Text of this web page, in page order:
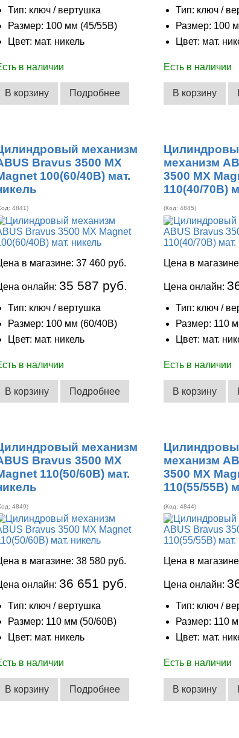
Тип: ключ / вертушка
Размер: 100 мм (45/55В)
Цвет: мат. никель
в наличии
В корзину Подробнее
Тип: ключ /
Размер: 100
Цвет: мат.
Есть в наличии
В корзину
механизм
Bravus 3500 MX
100(60/40В) мат.
4841)
в магазине: 37 460 руб.
онлайн: 35 587 руб.
Тип: ключ / вертушка
Размер: 100 мм (60/40В)
Цвет: мат. никель
в наличии
В корзину Подробнее
механизм
3500 MX
110(40/70В)
(Код:4845)
Цена в
Цена онлайн:
Тип: ключ /
Размер: 110
Цвет: мат.
Есть в наличии
В корзину
механизм
Bravus 3500 MX
110(50/60В) мат.
4849)
в магазине: 38 580 руб.
онлайн: 36 651 руб.
Тип: ключ / вертушка
Размер: 110 мм (50/60В)
Цвет: мат. никель
в наличии
В корзину Подробнее
механизм
3500 MX
110(55/55В)
(Код:4844)
Цена в
Цена онлайн:
Тип: ключ /
Размер: 110
Цвет: мат.
Есть в наличии
В корзину